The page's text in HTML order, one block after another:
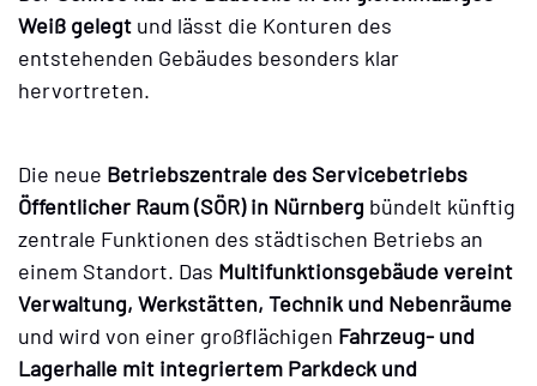
Weiß gelegt und lässt die Konturen des
entstehenden Gebäudes besonders klar
hervortreten.
Die neue Betriebszentrale des Servicebetriebs
Öffentlicher Raum (SÖR) in Nürnberg bündelt künftig
zentrale Funktionen des städtischen Betriebs an
einem Standort. Das Multifunktionsgebäude vereint
Verwaltung, Werkstätten, Technik und Nebenräume
und wird von einer großflächigen Fahrzeug- und
Lagerhalle mit integriertem Parkdeck und